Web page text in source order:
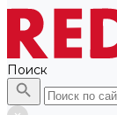
Поиск